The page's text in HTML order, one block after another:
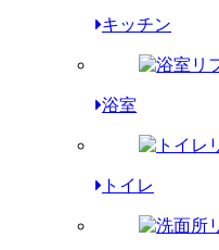
キッチン
浴室
トイレ